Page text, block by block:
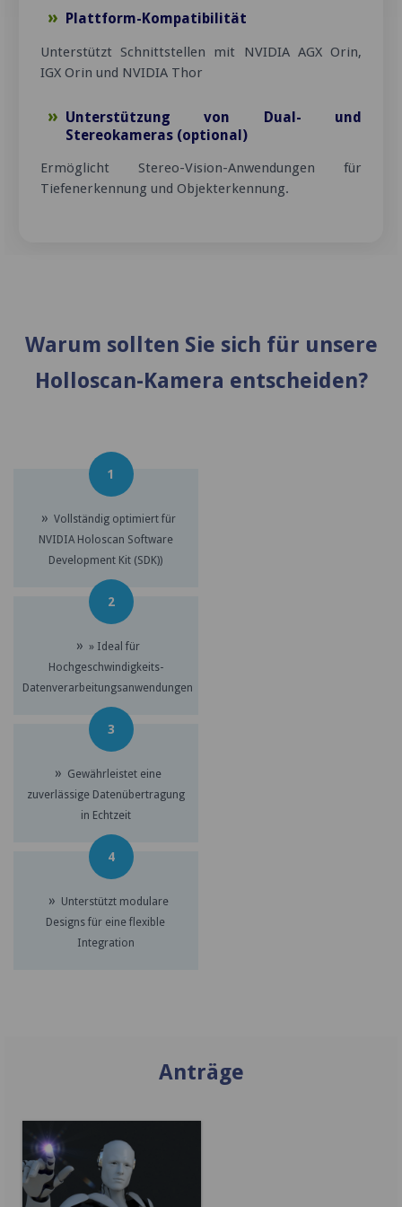
Plattform-Kompatibilität
Unterstützt Schnittstellen mit NVIDIA AGX Orin,
IGX Orin und NVIDIA Thor
Unterstützung von Dual- und
Stereokameras (optional)
Ermöglicht Stereo-Vision-Anwendungen für
Tiefenerkennung und Objekterkennung.
Warum sollten Sie sich für unsere
Holloscan-Kamera entscheiden?
1
» Vollständig optimiert für
NVIDIA Holoscan Software
Development Kit (SDK))
2
» » Ideal für
Hochgeschwindigkeits-
Datenverarbeitungsanwendungen
3
» Gewährleistet eine
zuverlässige Datenübertragung
in Echtzeit
4
» Unterstützt modulare
Designs für eine flexible
Integration
Anträge